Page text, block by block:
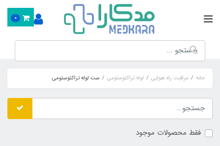
0
خانه مراقبت راه هوایی لوله تراکئوستومی ست لوله تراکئوستومی
فقط محصولات موجود